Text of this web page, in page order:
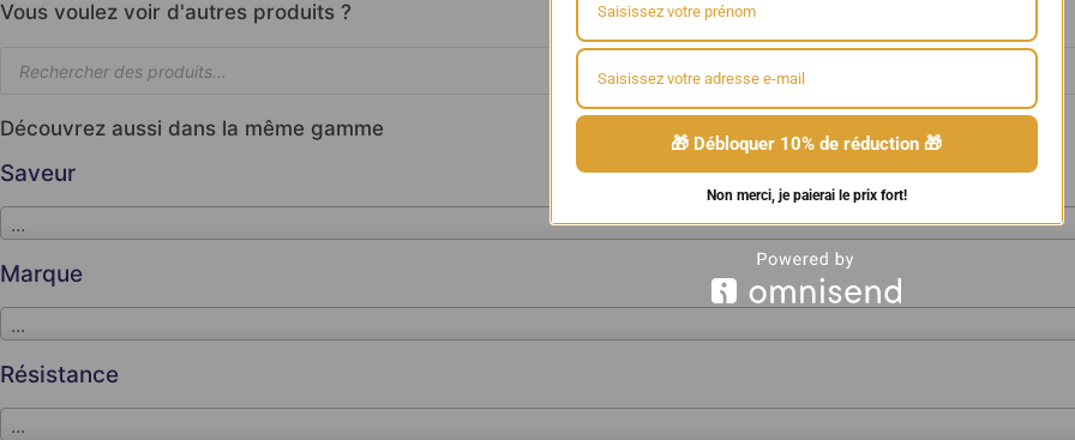
Vous voulez voir d'autres produits ?
Découvrez aussi dans la même gamme
Saveur
...
Marque
...
Résistance
...
🎁 Débloquer 10% de réduction 🎁
Non merci, je paierai le prix fort!